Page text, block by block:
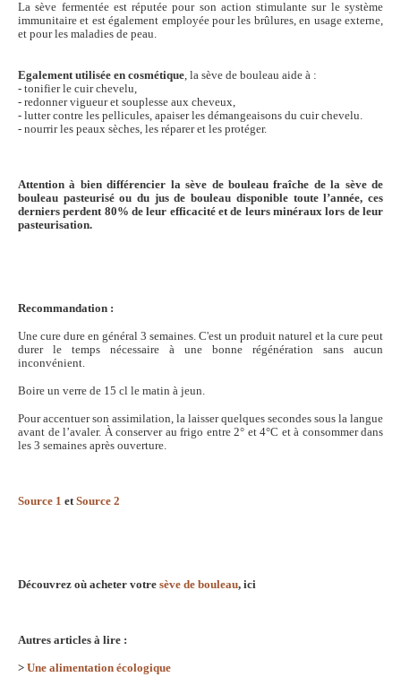
La sève fermentée est réputée pour son action stimulante sur le système
immunitaire et est également employée pour les brûlures, en usage externe,
et pour les maladies de peau.
Egalement utilisée en cosmétique, la sève de bouleau aide à :
- tonifier le cuir chevelu,
- redonner vigueur et souplesse aux cheveux,
- lutter contre les pellicules, apaiser les démangeaisons du cuir chevelu.
- nourrir les peaux sèches, les réparer et les protéger.
Attention à bien différencier la sève de bouleau fraîche de la sève de
bouleau pasteurisé ou du jus de bouleau disponible toute l’année, ces
derniers perdent 80% de leur efficacité et de leurs minéraux lors de leur
pasteurisation.
Recommandation :
Une cure dure en général 3 semaines. C'est un produit naturel et la cure peut
durer le temps nécessaire à une bonne régénération sans aucun
inconvénient.
Boire un verre de 15 cl le matin à jeun.
Pour accentuer son assimilation, la laisser quelques secondes sous la langue
avant de l’avaler. À conserver au frigo entre 2° et 4°C et à consommer dans
les 3 semaines après ouverture.
Source 1 etSource 2
Découvrez où acheter votre sève de bouleau, ici
Autres articles à lire :
> Une alimentation écologique